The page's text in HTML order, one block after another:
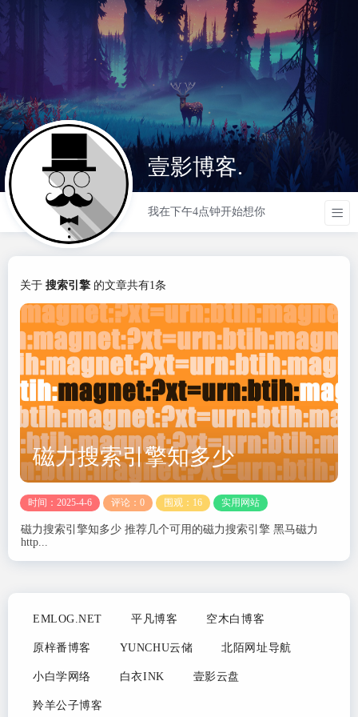
壹影博客.
我在下午4点钟开始想你
关于 搜索引擎 的文章共有1条
磁力搜索引擎知多少
时间：2025-4-6 评论：0 围观：16 实用网站
磁力搜索引擎知多少 推荐几个可用的磁力搜索引擎 黑马磁力
http...
EMLOG.NET 平凡博客 空木白博客
原梓番博客 YUNCHU云储 北陌网址导航
小白学网络 白衣INK 壹影云盘
羚羊公子博客